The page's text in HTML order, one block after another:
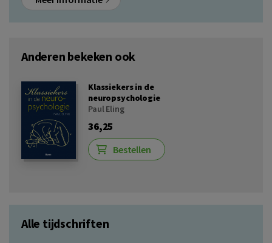
Anderen bekeken ook
Klassiekers in de
neuropsychologie
Paul Eling
36,25
Bestellen
Alle tijdschriften